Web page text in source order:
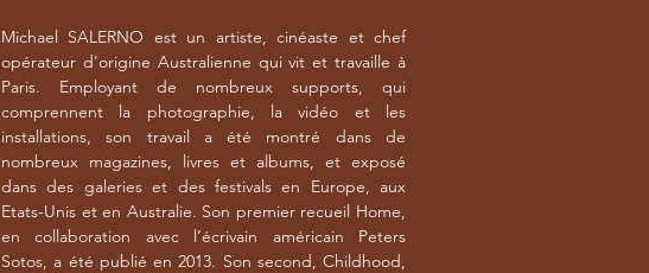
Michael SALERNO est un artiste, cinéaste et chef
opérateur d'origine Australienne qui vit et travaille à
Paris. Employant de nombreux supports, qui
comprennent la photographie, la vidéo et les
installations, son travail a été montré dans de
nombreux magazines, livres et albums, et exposé
dans des galeries et des festivals en Europe, aux
Etats-Unis et en Australie. Son premier recueil Home,
en collaboration avec l’écrivain américain Peters
Sotos, a été publié en 2013. Son second, Childhood,